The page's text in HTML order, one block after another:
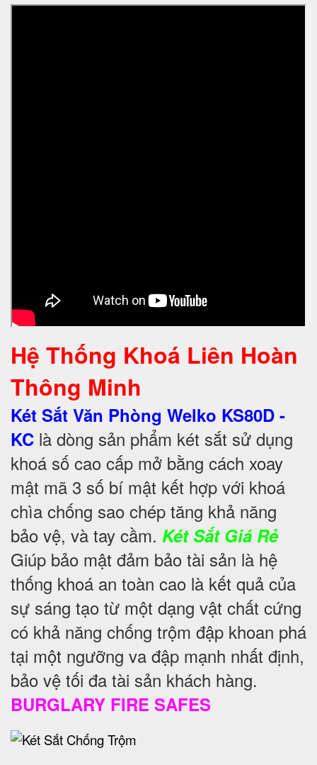
Hệ Thống Khoá Liên Hoàn
Thông Minh
Két Sắt Văn Phòng Welko KS80D -
KC là dòng sản phẩm két sắt sử dụng
khoá số cao cấp mở bằng cách xoay
mật mã 3 số bí mật kết hợp với khoá
chìa chống sao chép tăng khả năng
bảo vệ, và tay cầm. Két Sắt Giá Rẻ
Giúp bảo mật đảm bảo tài sản là hệ
thống khoá an toàn cao là kết quả của
sự sáng tạo từ một dạng vật chất cứng
có khả năng chống trộm đập khoan phá
tại một ngưỡng va đập mạnh nhất định,
bảo vệ tối đa tài sản khách hàng.
BURGLARY FIRE SAFES